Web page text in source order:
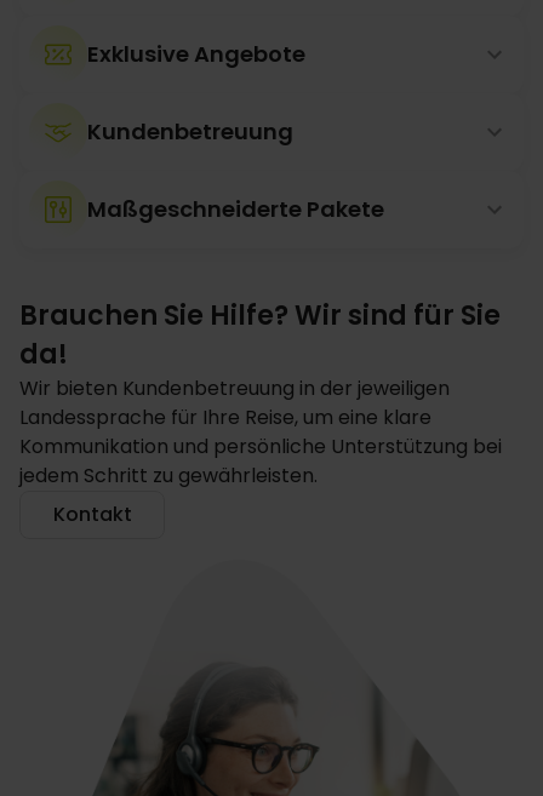
Exklusive Angebote
Kundenbetreuung
Maßgeschneiderte Pakete
Brauchen Sie Hilfe? Wir sind für Sie
da!
Wir bieten Kundenbetreuung in der jeweiligen
Landessprache für Ihre Reise, um eine klare
Kommunikation und persönliche Unterstützung bei
jedem Schritt zu gewährleisten.
Kontakt